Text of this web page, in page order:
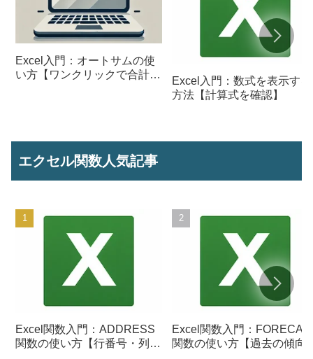
Excel入門：オートサムの使
い方【ワンクリックで合計を
Excel入門：数式を表示する
方法【計算式を確認】
エクセル関数人気記事
Excel関数入門：ADDRESS
関数の使い方【行番号・列番
Excel関数入門：
関数の使い方【過去の傾向